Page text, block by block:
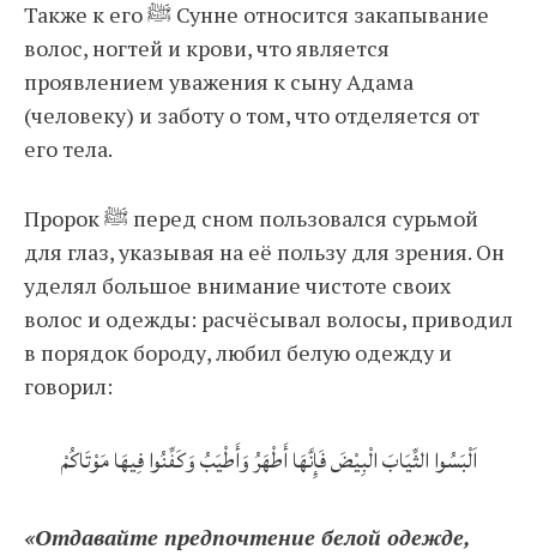
Также к его ﷺ Сунне относится закапывание
волос, ногтей и крови, что является
проявлением уважения к сыну Адама
(человеку) и заботу о том, что отделяется от
его тела.
Пророк ﷺ перед сном пользовался сурьмой
для глаз, указывая на её пользу для зрения. Он
уделял большое внимание чистоте своих
волос и одежды: расчёсывал волосы, приводил
в порядок бороду, любил белую одежду и
говорил:
اَلْبَسُوا الثِّيَابَ الْبِيْضَ فَإِنَّهَا أَطْهَرُ وَأَطْيَبُ وَكَفِّنُوا فِيهَا مَوْتَاكُمْ
«Отдавайте предпочтение белой одежде,